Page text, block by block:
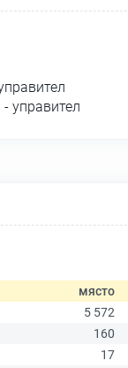
- управител
място
5 572
160
17